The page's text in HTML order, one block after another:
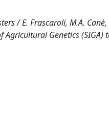
/ E. Frascaroli, M.A. Canè,
Genetics (SIGA)